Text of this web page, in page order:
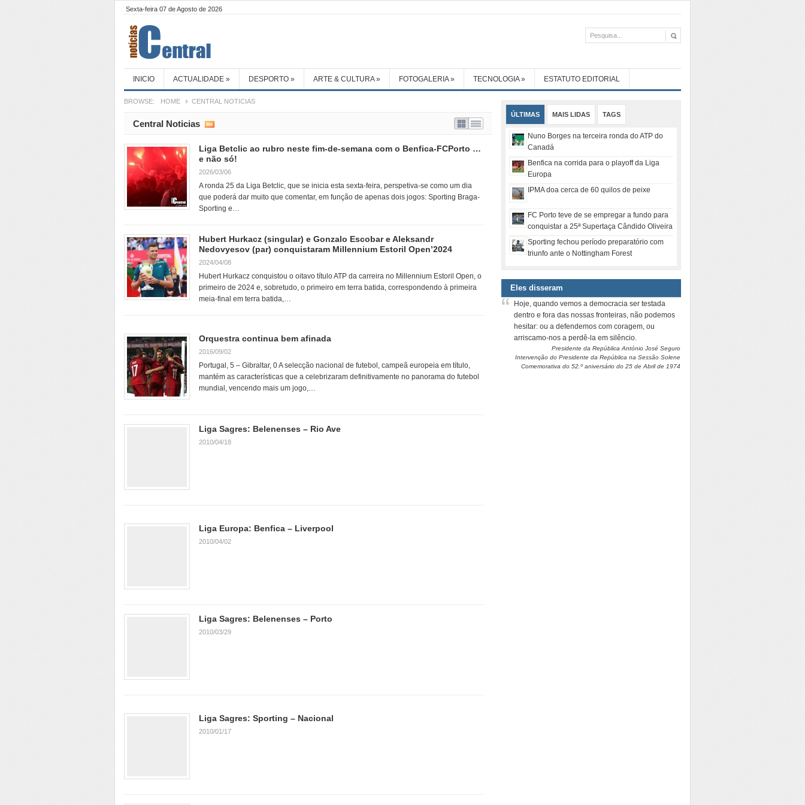
Sexta-feira 07 de Agosto de 2026
INICIO ACTUALIDADE » DESPORTO » ARTE & CULTURA» FOTOGALERIA» TECNOLOGIA» ESTATUTO EDITORIAL
BROWSE: HOME CENTRAL NOTICIAS
Central Noticias
Liga Betclic ao rubro neste fim-de-semana com o Benfica-FCPorto …
e não só!
2026/03/06
A ronda 25 da Liga Betclic, que se inicia esta sexta-feira, perspetiva-se como um dia
que poderá dar muito que comentar, em função de apenas dois jogos: Sporting Braga-
Sporting e…
Hubert Hurkacz (singular) e Gonzalo Escobar e Aleksandr
Nedovyesov (par) conquistaram Millennium Estoril Open’2024
2024/04/08
Hubert Hurkacz conquistou o oitavo título ATP da carreira no Millennium Estoril Open, o
primeiro de 2024 e, sobretudo, o primeiro em terra batida, correspondendo à primeira
meia-final em terra batida,…
Orquestra continua bem afinada
2016/09/02
Portugal, 5 – Gibraltar, 0 A selecção nacional de futebol, campeã europeia em título,
mantém as características que a celebrizaram definitivamente no panorama do futebol
mundial, vencendo mais um jogo,…
Liga Sagres: Belenenses – Rio Ave
2010/04/18
Liga Europa: Benfica – Liverpool
2010/04/02
Liga Sagres: Belenenses – Porto
2010/03/29
Liga Sagres: Sporting – Nacional
2010/01/17
ÚLTIMAS MAIS LIDAS TAGS
Nuno Borges na terceira ronda do ATP do
Canadá
Benfica na corrida para o playoff da Liga
Europa
IPMA doa cerca de 60 quilos de peixe
FC Porto teve de se empregar a fundo para
conquistar a 25ª Supertaça Cândido Oliveira
Sporting fechou período preparatório com
triunfo ante o Nottingham Forest
Eles disseram
Hoje, quando vemos a democracia ser testada
dentro e fora das nossas fronteiras, não podemos
hesitar: ou a defendemos com coragem, ou
arriscamo-nos a perdê-la em silêncio.
Presidente da República António José Seguro
Intervenção do Presidente da República na Sessão Solene
Comemorativa do 52.º aniversário do 25 de Abril de 1974